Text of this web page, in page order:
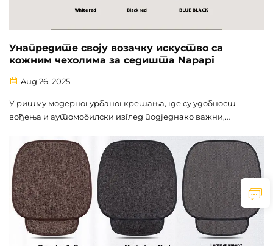
Унапредите своју возачку искуство са
кожним чехолима за седишта Napapi
Aug 26, 2025
У ритму модерног урбаног кретања, где су удобност
вођења и аутомобилски изглед подједнако важни,
за седишта Напапи, која је сада званично доступна на
нашем међународном е-трговинском...